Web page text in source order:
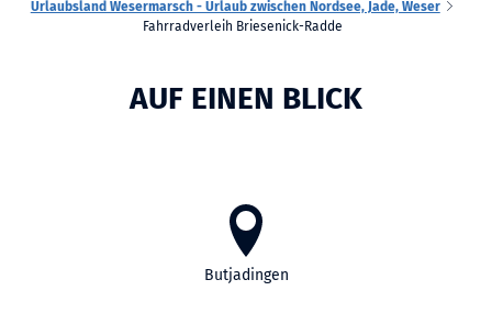
Urlaubsland Wesermarsch - Urlaub zwischen Nordsee, Jade, Weser
Fahrradverleih Briesenick-Radde
AUF EINEN BLICK
Butjadingen